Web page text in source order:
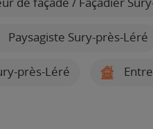
Paysagiste Sury-près-Léré
près-Léré